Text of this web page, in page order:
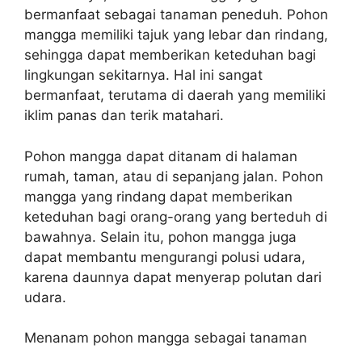
bermanfaat sebagai tanaman peneduh. Pohon
mangga memiliki tajuk yang lebar dan rindang,
sehingga dapat memberikan keteduhan bagi
lingkungan sekitarnya. Hal ini sangat
bermanfaat, terutama di daerah yang memiliki
iklim panas dan terik matahari.
Pohon mangga dapat ditanam di halaman
rumah, taman, atau di sepanjang jalan. Pohon
mangga yang rindang dapat memberikan
keteduhan bagi orang-orang yang berteduh di
bawahnya. Selain itu, pohon mangga juga
dapat membantu mengurangi polusi udara,
karena daunnya dapat menyerap polutan dari
udara.
Menanam pohon mangga sebagai tanaman